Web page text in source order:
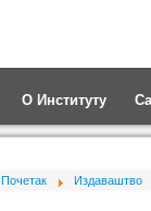
О Институту
Почетак Издаваштво